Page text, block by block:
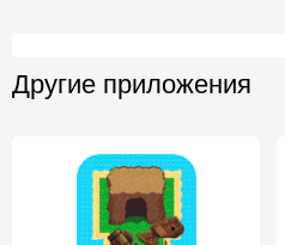
Другие приложения